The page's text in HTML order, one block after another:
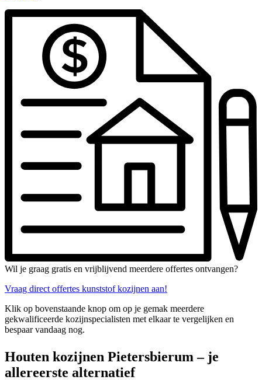
Wil je graag gratis en vrijblijvend meerdere offertes ontvangen?
Vraag direct offertes kunststof kozijnen aan!
Klik op bovenstaande knop om op je gemak meerdere
gekwalificeerde kozijnspecialisten met elkaar te vergelijken en
bespaar vandaag nog.
Houten kozijnen Pietersbierum – je
allereerste alternatief